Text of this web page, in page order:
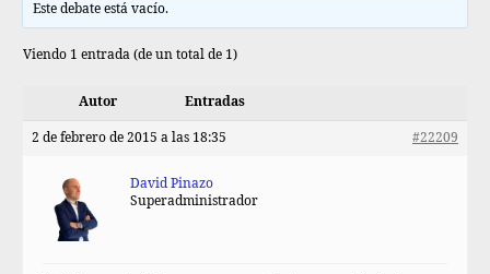
Este debate está vacío.
Viendo 1 entrada (de un total de 1)
Autor Entradas
2 de febrero de 2015 a las 18:35 #22209
David Pinazo
Superadministrador